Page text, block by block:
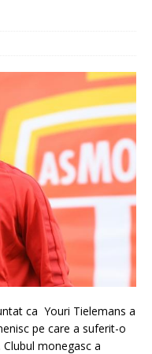
ca Youri Tielemans a
pe care a suferit-o
monegasc a